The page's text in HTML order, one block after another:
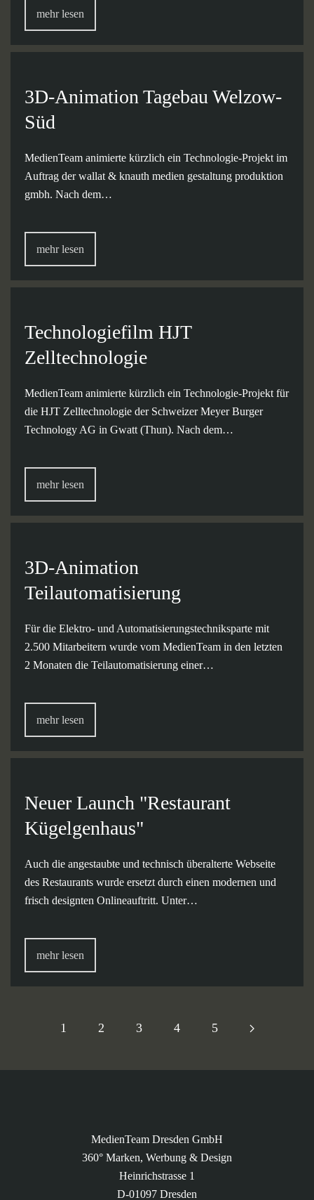
mehr lesen
3D-Animation Tagebau Welzow-
Süd
MedienTeam animierte kürzlich ein Technologie-Projekt im
Auftrag der wallat & knauth medien gestaltung produktion
gmbh. Nach dem…
mehr lesen
Technologiefilm HJT
Zelltechnologie
MedienTeam animierte kürzlich ein Technologie-Projekt für
die HJT Zelltechnologie der Schweizer Meyer Burger
Technology AG in Gwatt (Thun). Nach dem…
mehr lesen
3D-Animation
Teilautomatisierung
Für die Elektro- und Automatisierungstechniksparte mit
2.500 Mitarbeitern wurde vom MedienTeam in den letzten
2 Monaten die Teilautomatisierung einer…
mehr lesen
Neuer Launch "Restaurant
Kügelgenhaus"
Auch die angestaubte und technisch überalterte Webseite
des Restaurants wurde ersetzt durch einen modernen und
frisch designten Onlineauftritt. Unter…
mehr lesen
1 2 3 4 5
MedienTeam Dresden GmbH
360° Marken, Werbung & Design
Heinrichstrasse 1
D-01097 Dresden